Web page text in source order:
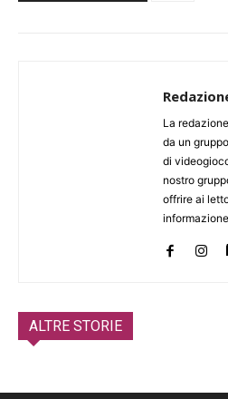
La
da un
di
nostro
offrire ai
ALTRE STORIE